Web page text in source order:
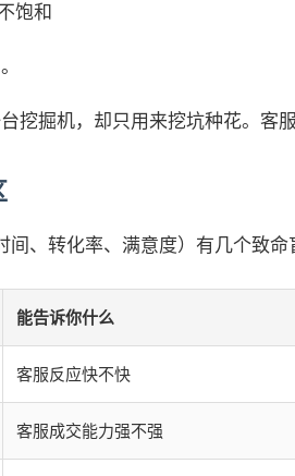
饱和
挖掘机，却只用来挖坑种花。客
、转化率、满意度）有几个致命
能告诉你什么
客服反应快不快
客服成交能力强不强